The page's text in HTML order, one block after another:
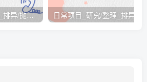
日常项目_研究/整理_排异/抛弃汇总[26.3.15-3.21整理]